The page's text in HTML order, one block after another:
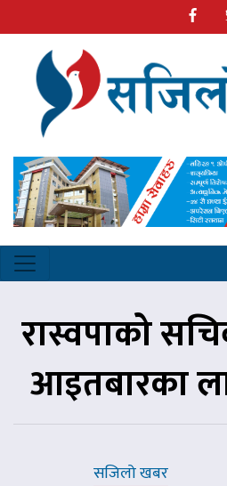
रास्वपाको
आइतबारका
सजिलो खबर